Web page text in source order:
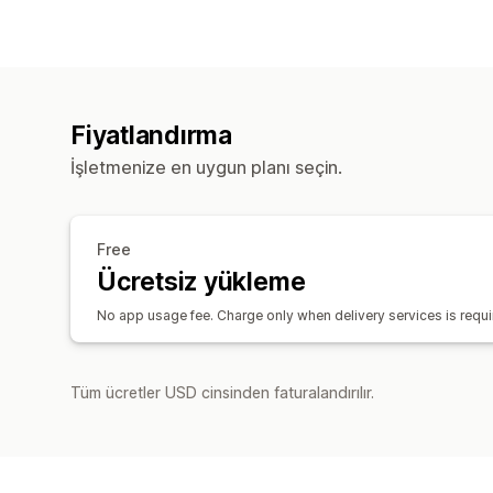
Fiyatlandırma
İşletmenize en uygun planı seçin.
Free
Ücretsiz yükleme
No app usage fee. Charge only when delivery services is
Tüm ücretler USD cinsinden faturalandırılır.